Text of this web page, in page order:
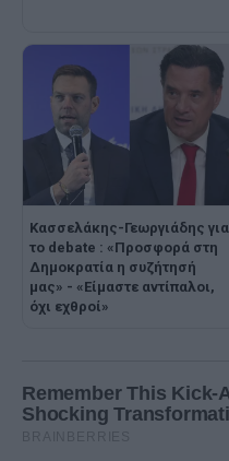
Κασσελάκης-Γεωργιάδης για
το debate : «Προσφορά στη
Δημοκρατία η συζήτησή
μας» - «Είμαστε αντίπαλοι,
όχι εχθροί»